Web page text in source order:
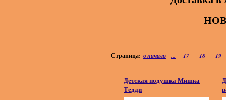
Страница: в начало ... 17 18 19
Детская подушка Мишка
Тедди